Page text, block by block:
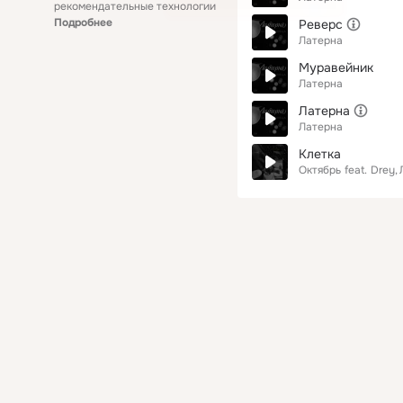
рекомендательные технологии
Подробнее
Реверс
Латерна
Муравейник
Латерна
Латерна
Латерна
Клетка
Октябрь feat. Drey